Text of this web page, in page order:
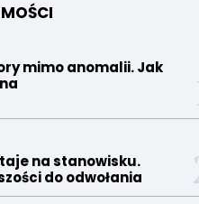
mimo anomalii. Jak
na stanowisku.
do odwołania